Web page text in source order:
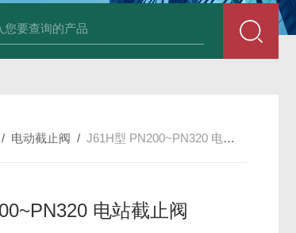
验室废水处理系统 隔油设备 一
/ 电动截止阀 /J61H型 PN200~PN320 电站截止阀
电站截止阀